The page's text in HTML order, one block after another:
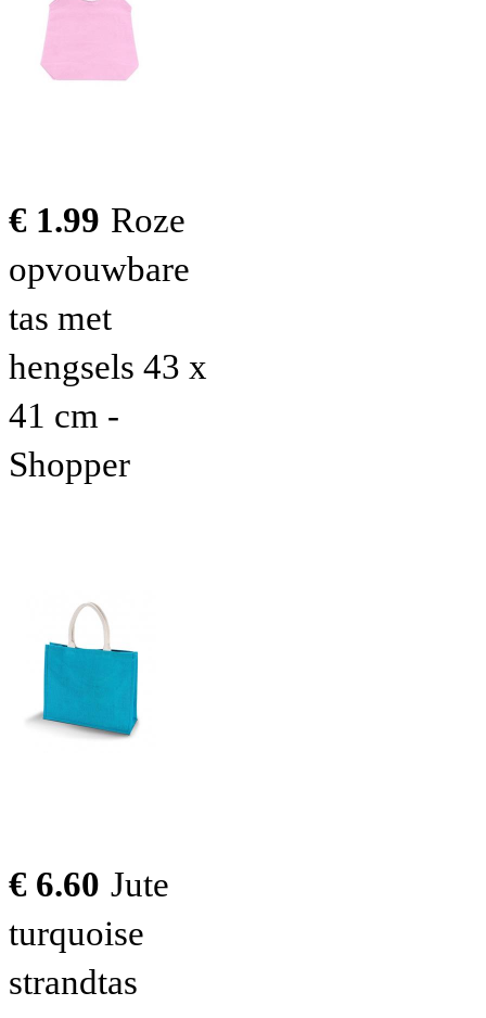
€ 1.99 Roze
opvouwbare
tas met
hengsels 43 x
41 cm -
Shopper
€ 6.60 Jute
turquoise
strandtas